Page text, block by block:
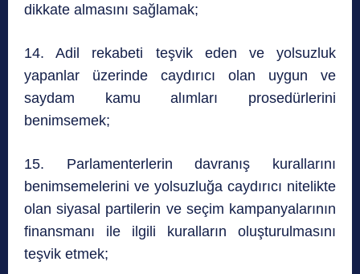
dikkate almasını sağlamak;
14. Adil rekabeti teşvik eden ve yolsuzluk
yapanlar üzerinde caydırıcı olan uygun ve
saydam kamu alımları prosedürlerini
benimsemek;
15. Parlamenterlerin davranış kurallarını
benimsemelerini ve yolsuzluğa caydırıcı nitelikte
olan siyasal partilerin ve seçim kampanyalarının
finansmanı ile ilgili kuralların oluşturulmasını
teşvik etmek;